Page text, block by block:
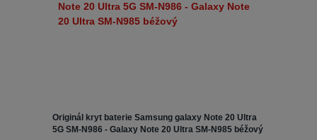
Originál kryt baterie Samsung galaxy Note 20 Ultra
5G SM-N986 - Galaxy Note 20 Ultra SM-N985 béžový